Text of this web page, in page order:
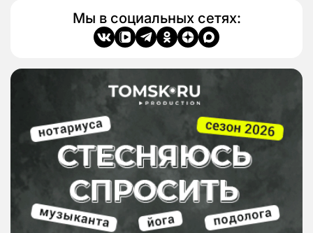
Мы в социальных сетях: